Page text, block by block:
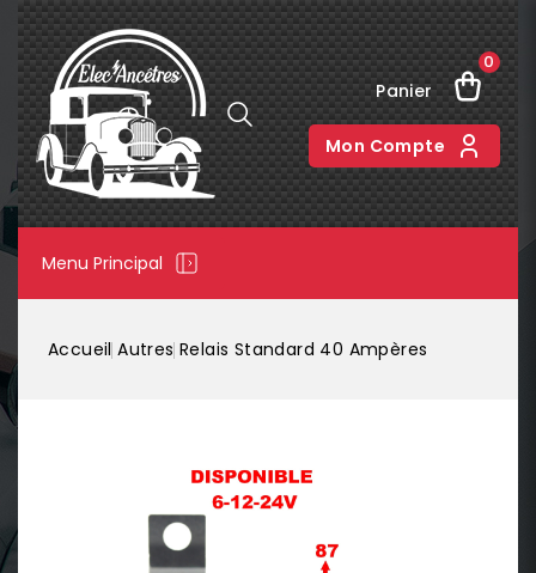
Panier
0
Mon Compte
Menu Principal
Accueil Autres Relais Standard 40 Ampères